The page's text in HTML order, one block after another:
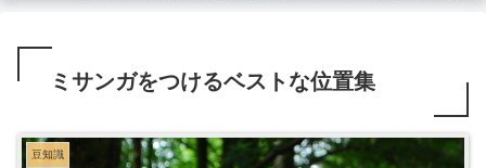
ミサンガをつけるベストな位置集
豆知識